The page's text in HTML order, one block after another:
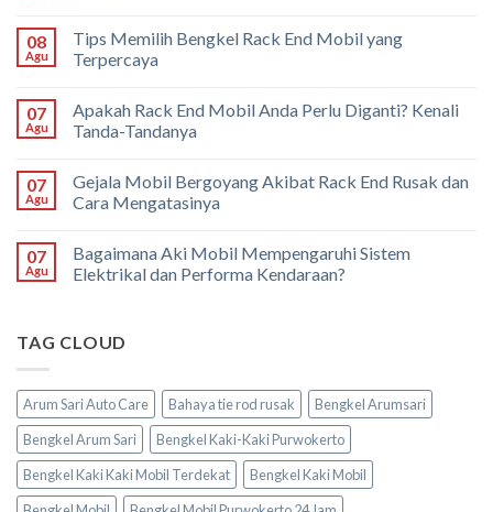
08
Agu
Tips Memilih Bengkel Rack End Mobil yang
Terpercaya
07
Agu
Apakah Rack End Mobil Anda Perlu Diganti? Kenali
Tanda-Tandanya
07
Agu
Gejala Mobil Bergoyang Akibat Rack End Rusak dan
Cara Mengatasinya
07
Agu
Bagaimana Aki Mobil Mempengaruhi Sistem
Elektrikal dan Performa Kendaraan?
TAG CLOUD
Arum Sari Auto Care Bahaya tie rod rusak
Bengkel Arumsari
Bengkel Arum Sari
Bengkel Kaki-Kaki Purwokerto
Bengkel Kaki Kaki Mobil Terdekat
Bengkel Kaki Mobil